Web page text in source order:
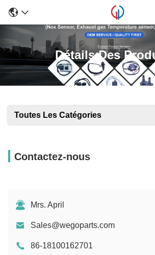
Détails Des
Toutes Les Catégories
Contactez-nous
Mrs. April
Sales@wegoparts.com
86-18100162701